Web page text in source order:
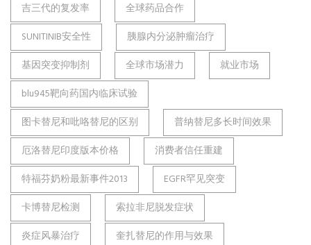
吉三代的复发率
全球药品合作
SUNITINIB安全性
胰腺内分泌肿瘤治疗
基因突变抑制剂
全球市场潜力
就业市场
blu945靶向药国内临床试验
图卡替尼和吡咯替尼的区别
普纳替尼多长时间效果
厄洛替尼印度版本价格
消费者信任重建
特福芬奶粉最新事件2013
EGFR罕见突变
卡博替尼检测
索拉非尼脱发症状
炎症风暴治疗
奎扎替尼的作用与效果